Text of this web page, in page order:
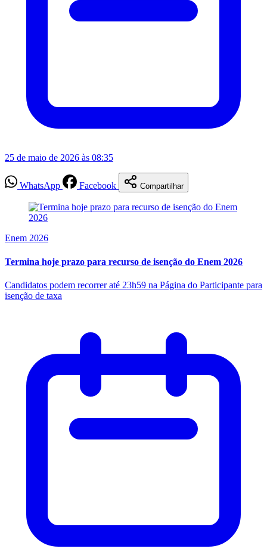
25 de maio de 2026 às 08:35
WhatsApp Facebook Compartilhar
Enem 2026
Termina hoje prazo para recurso de isenção do Enem 2026
Candidatos podem recorrer até 23h59 na Página do Participante para
isenção de taxa